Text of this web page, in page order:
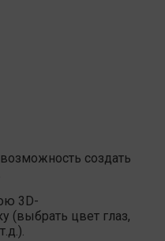
создать
3D-
(выбрать цвет глаз,